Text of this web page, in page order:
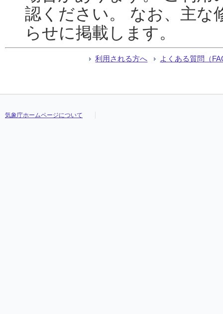
認ください。 なお、主な
らせに掲載します。
利用される方へ よくある質問（
気象庁ホームページについて